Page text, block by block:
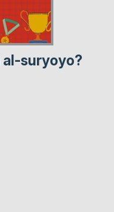
al-suryoyo?